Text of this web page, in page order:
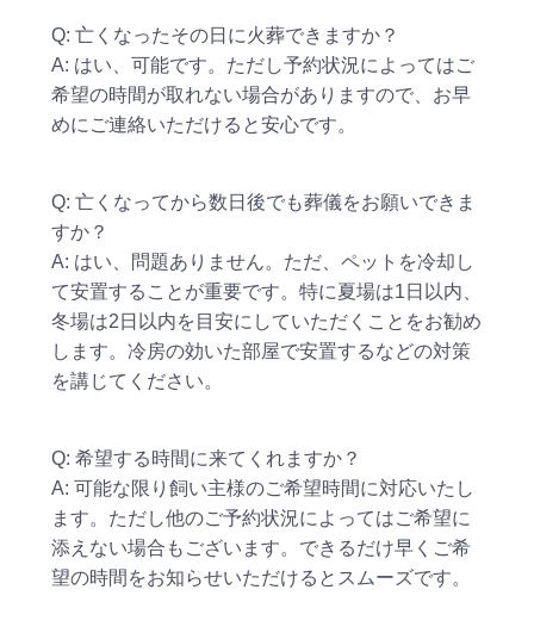
Q: 亡くなったその日に火葬できますか？
A: はい、可能です。ただし予約状況によってはご
希望の時間が取れない場合がありますので、お早
めにご連絡いただけると安心です。
Q: 亡くなってから数日後でも葬儀をお願いできま
すか？
A: はい、問題ありません。ただ、ペットを冷却し
て安置することが重要です。特に夏場は1日以内、
冬場は2日以内を目安にしていただくことをお勧め
します。冷房の効いた部屋で安置するなどの対策
を講じてください。
Q: 希望する時間に来てくれますか？
A: 可能な限り飼い主様のご希望時間に対応いたし
ます。ただし他のご予約状況によってはご希望に
添えない場合もございます。できるだけ早くご希
望の時間をお知らせいただけるとスムーズです。